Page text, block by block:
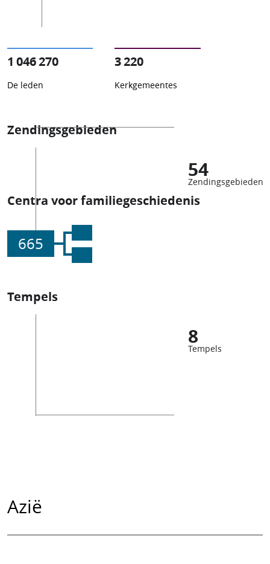
1 046 270
De leden
3 220
Kerkgemeentes
Zendingsgebieden
54
Zendingsgebieden
Centra voor familiegeschiedenis
665
Tempels
8
Tempels
Azië